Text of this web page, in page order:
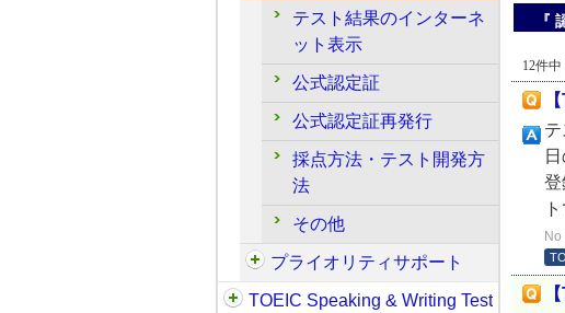
テスト結果のインターネ
ット表示
公式認定証
公式認定証再発行
採点方法・テスト開発方
法
その他
プライオリティサポート
TOEIC Speaking & Writing Test
『
12件
登